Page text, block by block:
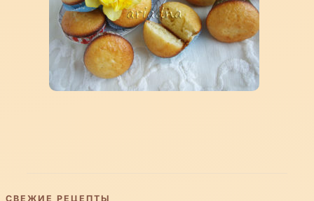
СВЕЖИЕ РЕЦЕПТЫ